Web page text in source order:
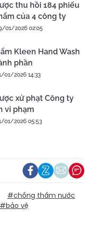
thu hồi 184 phiếu
của 4 công ty
01/2026 02:05
Kleen Hand Wash
phần
01/2026 14:33
xử phạt Công ty
vi phạm
01/2026 05:53
#chống thấm nước
#bảo vệ